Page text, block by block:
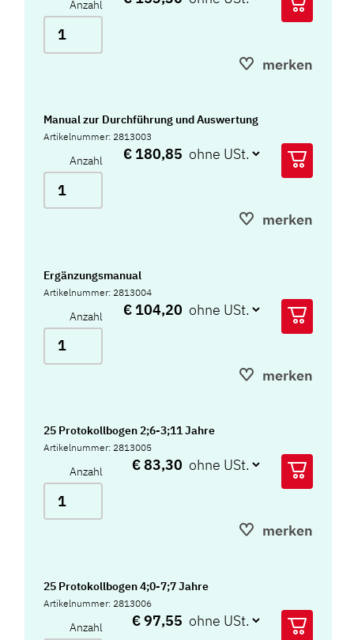
Anzahl
merken
Manual zur Durchführung und Auswertung
Artikelnummer: 2813003
Anzahl € 180,85
merken
Ergänzungsmanual
Artikelnummer: 2813004
Anzahl € 104,20
merken
25 Protokollbogen 2;6-3;11 Jahre
Artikelnummer: 2813005
Anzahl € 83,30
merken
25 Protokollbogen 4;0-7;7 Jahre
Artikelnummer: 2813006
Anzahl € 97,55